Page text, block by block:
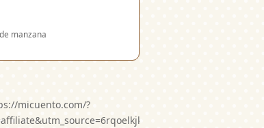
manzana
micuento.com/?